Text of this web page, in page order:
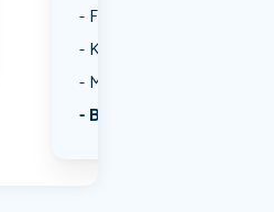
Film
Kunst & Cultuur
Muziek
Bekijk alle categorieën